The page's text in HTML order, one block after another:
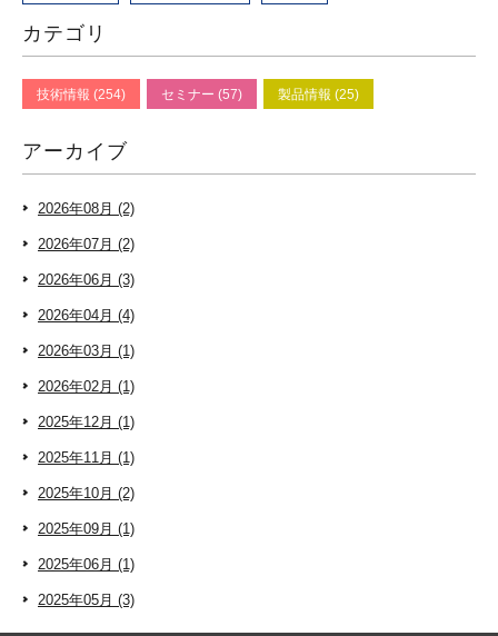
カテゴリ
技術情報 (254) セミナー (57) 製品情報 (25)
アーカイブ
2026年08月 (2)
2026年07月 (2)
2026年06月 (3)
2026年04月 (4)
2026年03月 (1)
2026年02月 (1)
2025年12月 (1)
2025年11月 (1)
2025年10月 (2)
2025年09月 (1)
2025年06月 (1)
2025年05月 (3)